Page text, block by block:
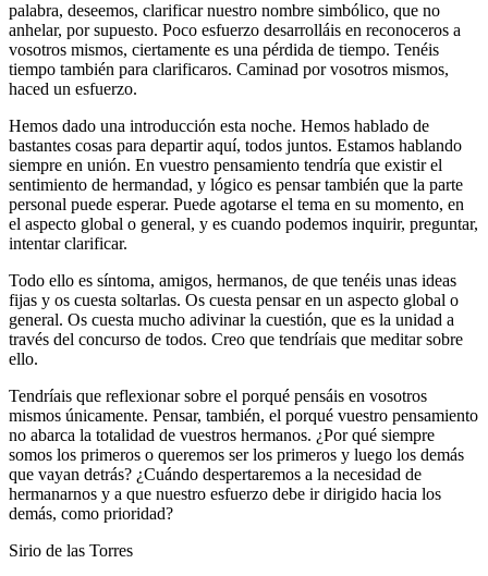
palabra, deseemos, clarificar nuestro nombre simbólico, que no
anhelar, por supuesto. Poco esfuerzo desarrolláis en reconoceros a
vosotros mismos, ciertamente es una pérdida de tiempo. Tenéis
tiempo también para clarificaros. Caminad por vosotros mismos,
haced un esfuerzo.
Hemos dado una introducción esta noche. Hemos hablado de
bastantes cosas para departir aquí, todos juntos. Estamos hablando
siempre en unión. En vuestro pensamiento tendría que existir el
sentimiento de hermandad, y lógico es pensar también que la parte
personal puede esperar. Puede agotarse el tema en su momento, en
el aspecto global o general, y es cuando podemos inquirir, preguntar,
intentar clarificar.
Todo ello es síntoma, amigos, hermanos, de que tenéis unas ideas
fijas y os cuesta soltarlas. Os cuesta pensar en un aspecto global o
general. Os cuesta mucho adivinar la cuestión, que es la unidad a
través del concurso de todos. Creo que tendríais que meditar sobre
ello.
Tendríais que reflexionar sobre el porqué pensáis en vosotros
mismos únicamente. Pensar, también, el porqué vuestro pensamiento
no abarca la totalidad de vuestros hermanos. ¿Por qué siempre
somos los primeros o queremos ser los primeros y luego los demás
que vayan detrás? ¿Cuándo despertaremos a la necesidad de
hermanarnos y a que nuestro esfuerzo debe ir dirigido hacia los
demás, como prioridad?
Sirio de las Torres